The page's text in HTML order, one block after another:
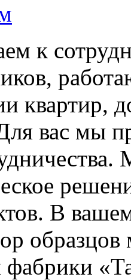
к
квартир,
вас мы
В
образцов